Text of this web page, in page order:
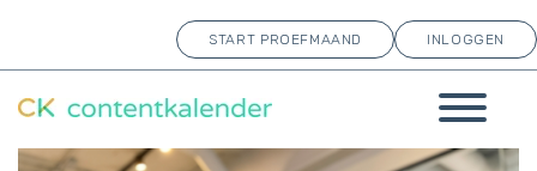
START PROEFMAAND INLOGGEN